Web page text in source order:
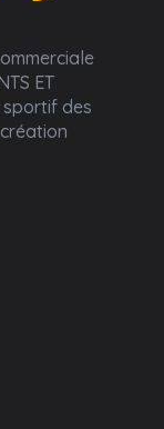
ET
sportif des